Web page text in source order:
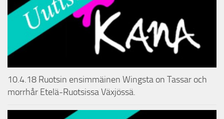
10.4.18 Ruotsin ensimmäinen Wingsta on Tassar och
morrhår Etelä-Ruotsissa Växjössä.